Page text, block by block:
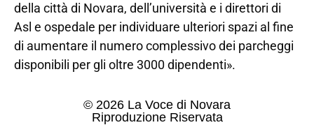
della città di Novara, dell’università e i direttori di
Asl e ospedale per individuare ulteriori spazi al fine
di aumentare il numero complessivo dei parcheggi
disponibili per gli oltre 3000 dipendenti».
© 2026 La Voce di Novara
Riproduzione Riservata